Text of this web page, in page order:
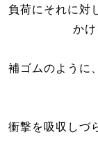
負荷にそれに対
か
補ゴムのように
衝撃を吸収しづ